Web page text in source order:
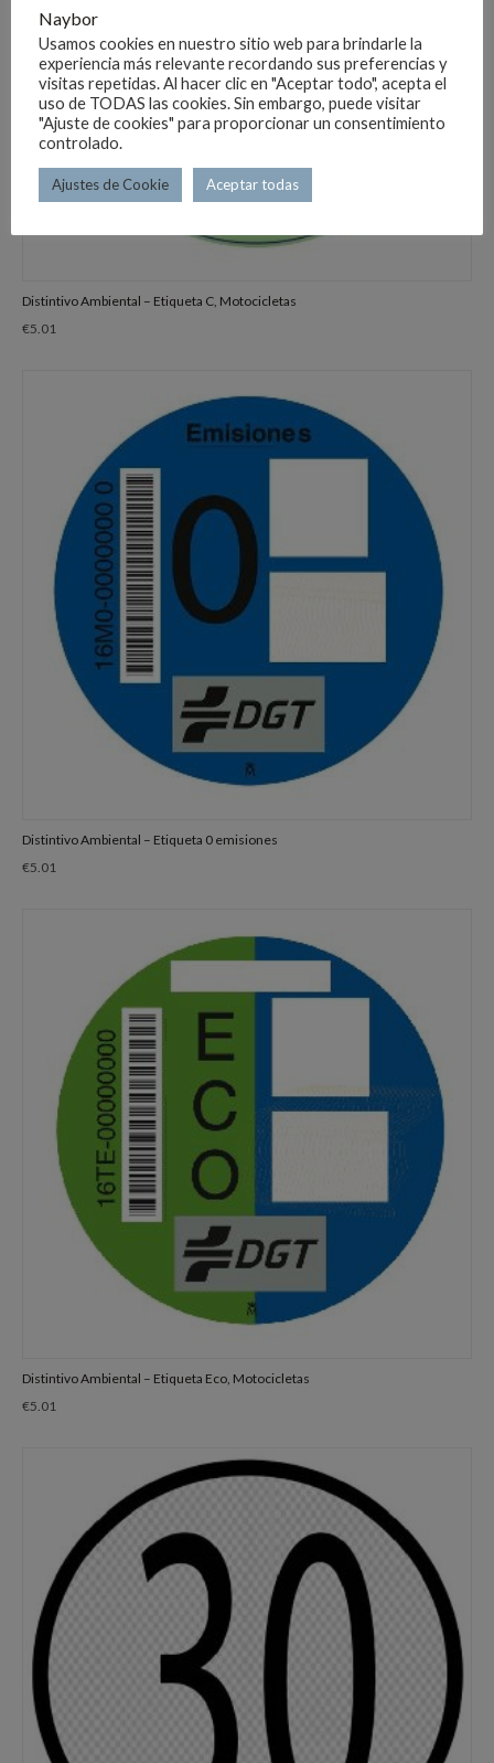
Distintivo Ambiental – Etiqueta C, Motocicletas
€5.01
Distintivo Ambiental – Etiqueta 0 emisiones
€5.01
Distintivo Ambiental – Etiqueta Eco, Motocicletas
€5.01
Naybor
Usamos cookies en nuestro sitio web para brindarle la
experiencia más relevante recordando sus preferencias y
visitas repetidas. Al hacer clic en "Aceptar todo", acepta el
uso de TODAS las cookies. Sin embargo, puede visitar
"Ajuste de cookies" para proporcionar un consentimiento
controlado.
Ajustes de Cookie Aceptar todas